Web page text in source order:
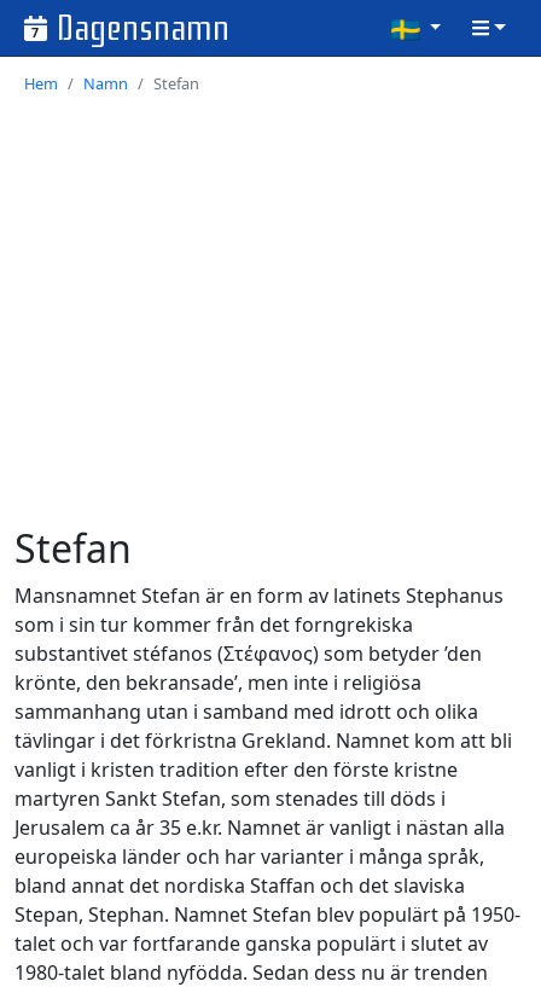
7 Dagensnamn
Hem Namn Stefan
Stefan
Mansnamnet Stefan är en form av latinets Stephanus
som i sin tur kommer från det forngrekiska
substantivet stéfanos (Στέφανος) som betyder ’den
krönte, den bekransade’, men inte i religiösa
sammanhang utan i samband med idrott och olika
tävlingar i det förkristna Grekland. Namnet kom att bli
vanligt i kristen tradition efter den förste kristne
martyren Sankt Stefan, som stenades till döds i
Jerusalem ca år 35 e.kr. Namnet är vanligt i nästan alla
europeiska länder och har varianter i många språk,
bland annat det nordiska Staffan och det slaviska
Stepan, Stephan. Namnet Stefan blev populärt på 1950-
talet och var fortfarande ganska populärt i slutet av
1980-talet bland nyfödda. Sedan dess nu är trenden